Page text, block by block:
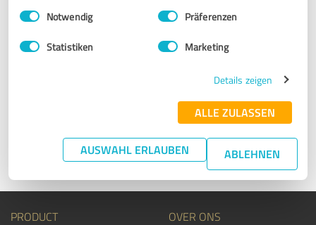
Impressum Datenschutzbestimmungen
Einwilligungsauswahl
Notwendig Präferenzen
Statistiken Marketing
Details zeigen
ALLE ZULASSEN
AUSWAHL ERLAUBEN ABLEHNEN
Ontbreekt je invoer?
of neem contact met ons
PRODUCT OVER ONS